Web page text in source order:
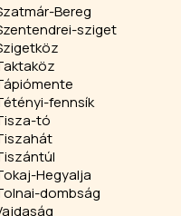
Bereg
sziget
fennsík
tó
Hegyalja
dombság